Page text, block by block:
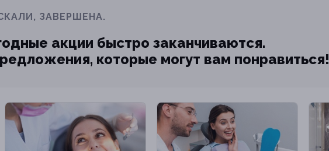
ЗАВЕРШЕНА.
акции быстро заканчиваются.
которые могут вам понравиться!